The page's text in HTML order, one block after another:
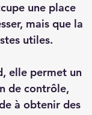
une place
mais que la
utiles.
elle permet un
de contrôle,
à obtenir des